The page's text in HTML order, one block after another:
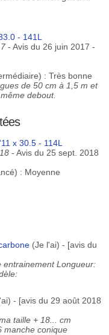
- 141L
- Avis du 26 juin 2017 -
: Très bonne
de 50 cm à 1,5 m et
debout.
x 30.5 - 114L
- Avis du 25 sept. 2018
: Moyenne
(Je l'ai) - [avis du
entrainement Longueur:
- [avis du 29 août 2018
taille + 18... cm
manche conique